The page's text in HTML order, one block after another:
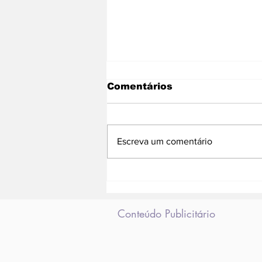
no RJ
Comentários
Escreva um comentário
Conteúdo Publicitário